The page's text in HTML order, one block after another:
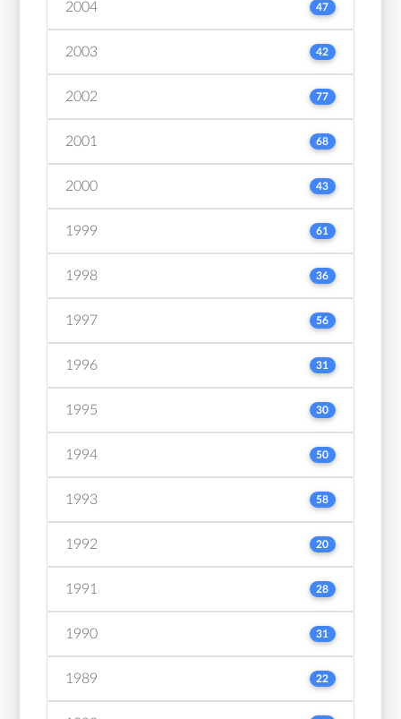
2004 47
2003 42
2002 77
2001 68
2000 43
1999 61
1998 36
1997 56
1996 31
1995 30
1994 50
1993 58
1992 20
1991 28
1990 31
1989 22